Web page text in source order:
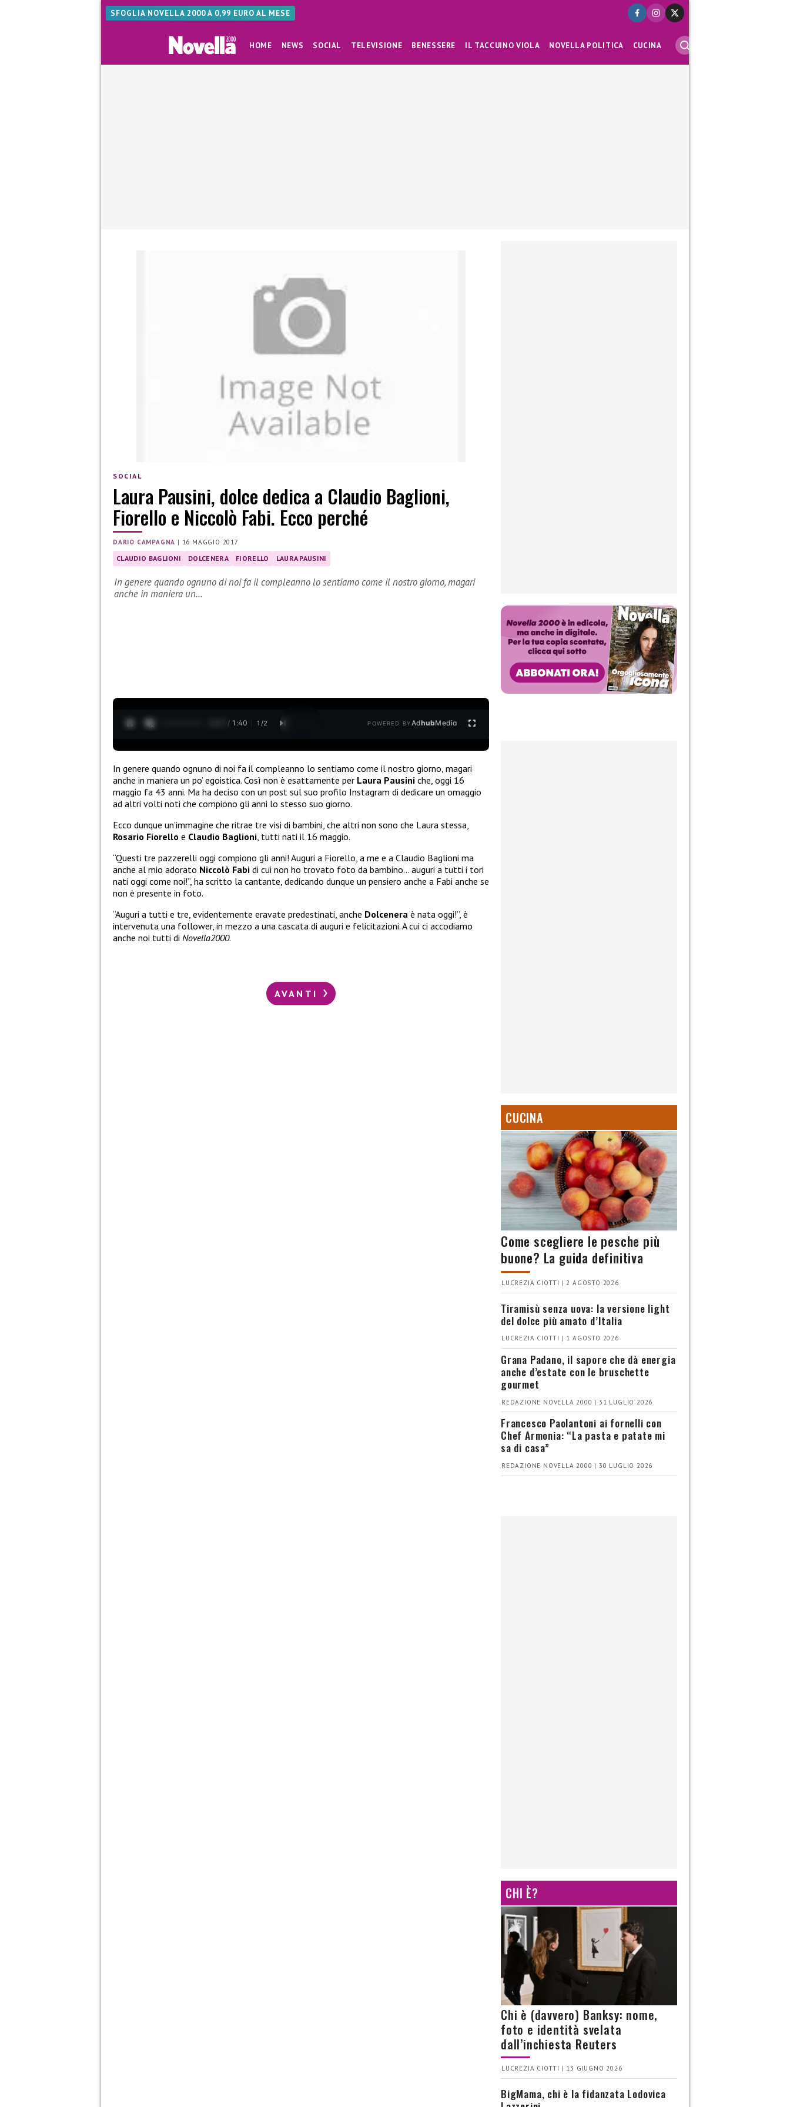
SFOGLIA NOVELLA 2000 A 0,99 EURO AL MESE
HOME NEWS SOCIAL TELEVISIONE BENESSERE IL TACCUINO VIOLA NOVELLA POLITICA CUCINA
SOCIAL
Laura Pausini, dolce dedica a Claudio Baglioni,
Fiorello e Niccolò Fabi. Ecco perché
DARIO CAMPAGNA | 16 MAGGIO 2017
CLAUDIO BAGLIONI DOLCENERA FIORELLO LAURA PAUSINI
In genere quando ognuno di noi fa il compleanno lo sentiamo come il nostro giorno, magari
anche in maniera un…
0:28 / 1:40 1 /2 POWERED BYAdhubMedia
In genere quando ognuno di noi fa il compleanno lo sentiamo come il nostro giorno, magari
anche in maniera un po’ egoistica. Così non è esattamente per Laura Pausini che, oggi 16
maggio fa 43 anni. Ma ha deciso con un post sul suo profilo Instagram di dedicare un omaggio
ad altri volti noti che compiono gli anni lo stesso suo giorno.
Ecco dunque un’immagine che ritrae tre visi di bambini, che altri non sono che Laura stessa,
Rosario Fiorello e Claudio Baglioni , tutti nati il 16 maggio.
“Questi tre pazzerelli oggi compiono gli anni! Auguri a Fiorello, a me e a Claudio Baglioni ma
anche al mio adorato Niccolò Fabi di cui non ho trovato foto da bambino… auguri a tutti i tori
nati oggi come noi!”, ha scritto la cantante, dedicando dunque un pensiero anche a Fabi anche se
non è presente in foto.
“Auguri a tutti e tre, evidentemente eravate predestinati, anche Dolcenera è nata oggi!”, è
intervenuta una follower, in mezzo a una cascata di auguri e felicitazioni. A cui ci accodiamo
anche noi tutti di Novella2000.
AVANTI
CUCINA
Come scegliere le pesche più
buone? La guida definitiva
LUCREZIA CIOTTI | 2 AGOSTO 2026
Tiramisù senza uova: la versione light
del dolce più amato d’Italia
LUCREZIA CIOTTI | 1 AGOSTO 2026
Grana Padano, il sapore che dà energia
anche d’estate con le bruschette
gourmet
REDAZIONE NOVELLA 2000 | 31 LUGLIO 2026
Francesco Paolantoni ai fornelli con
Chef Armonia: “La pasta e patate mi
sa di casa”
REDAZIONE NOVELLA 2000 | 30 LUGLIO 2026
CHI È?
Chi è (davvero) Banksy: nome,
foto e identità svelata
dall’inchiesta Reuters
LUCREZIA CIOTTI | 13 GIUGNO 2026
BigMama, chi è la fidanzata Lodovica